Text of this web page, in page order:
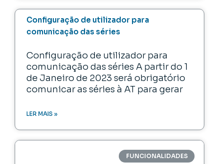
Configuração de utilizador para
comunicação das séries
Configuração de utilizador para
comunicação das séries A partir do 1
de Janeiro de 2023 será obrigatório
comunicar as séries à AT para gerar
LER MAIS »
FUNCIONALIDADES